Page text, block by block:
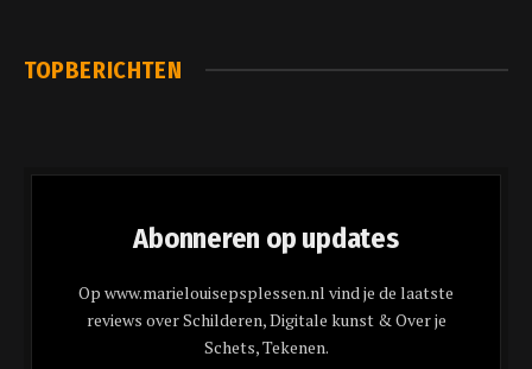
TOPBERICHTEN
Abonneren op updates
Op www.marielouisepsplessen.nl vind je de laatste
reviews over Schilderen, Digitale kunst & Over je
Schets, Tekenen.